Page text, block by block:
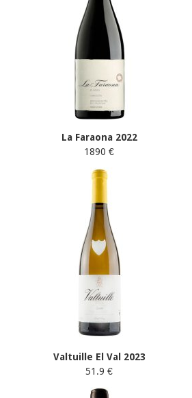
La Faraona 2022
1890 €
Valtuille El Val 2023
51.9 €